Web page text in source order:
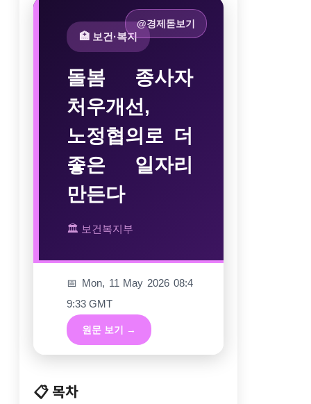
@경제돋보기
🏥 보건·복지
돌봄 종사자
처우개선,
노정협의로 더
좋은 일자리
만든다
🏛 보건복지부
📅 Mon, 11 May 2026 08:4
9:33 GMT
원문 보기 →
📋 목차